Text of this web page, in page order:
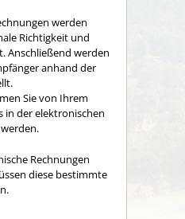
werden
Richtigkeit und
Anschließend werden
anhand der
Sie von Ihrem
in der elektronischen
Rechnungen
diese bestimmte